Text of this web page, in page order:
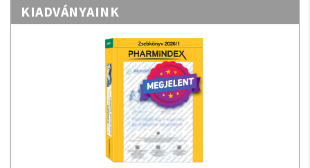
KIADVÁNYAINK